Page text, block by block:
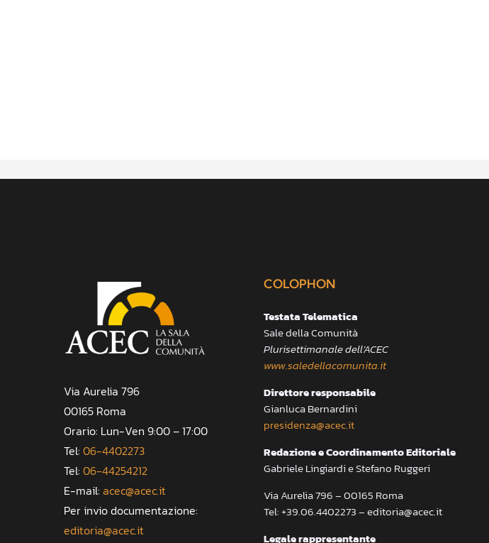
Via Aurelia 796
00165 Roma
Orario: Lun-Ven 9:00 – 17:00
Tel: 06-4402273
Tel: 06-44254212
E-mail: acec@acec.it
Per invio documentazione:
editoria@acec.it
COLOPHON
Testata Telematica
Sale della Comunità
Plurisettimanale dell’ACEC
www.saledellacomunita.it
Direttore responsabile
Gianluca Bernardini
presidenza@acec.it
Redazione e Coordinamento Editoriale
Gabriele Lingiardi e Stefano Ruggeri
Via Aurelia 796 – 00165 Roma
Tel: +39.06.4402273 – editoria@acec.it
Legale rappresentante